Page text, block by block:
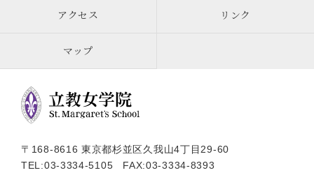
アクセス リンク
マップ
〒168-8616 東京都杉並区久我山4丁目29-60
TEL:03-3334-5105 FAX:03-3334-8393